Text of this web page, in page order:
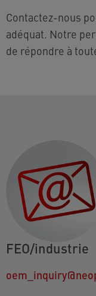
Contactez-nous
adéquat. Notre
de répondre à
FEO/industrie